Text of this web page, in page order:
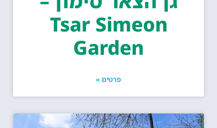
Tsar Simeon
Garden